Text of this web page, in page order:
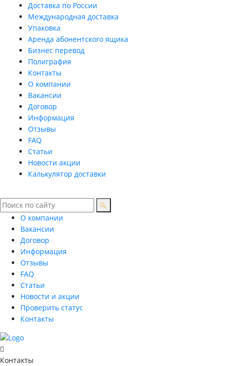
Доставка по России
Международная доставка
Упаковка
Аренда абонентского ящика
Бизнес перевод
Полиграфия
Контакты
О компании
Вакансии
Договор
Информация
Отзывы
FAQ
Статьи
Новости акции
Калькулятор доставки
О компании
Вакансии
Договор
Информация
Отзывы
FAQ
Статьи
Новости и акции
Проверить статус
Контакты
Контакты